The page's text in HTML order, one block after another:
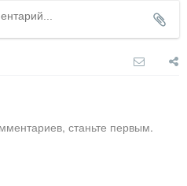
станьте первым.